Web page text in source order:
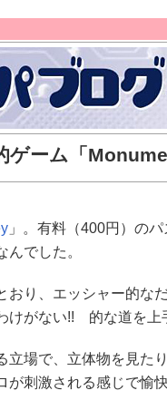
ゲーム「
」。有料（400円）のパ
でした。
り、エッシャー的な
けがない!! 的な道を上
場で、立体物を見た
刺激される感じで愉快